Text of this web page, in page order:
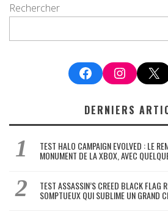
Rechercher
Facebook X
DERNIERS
TEST HALO CAMPAIGN EVOLVED : LE
MONUMENT DE LA XBOX, AVEC
TEST ASSASSIN’S CREED BLACK FLAG
SOMPTUEUX QUI SUBLIME UN GRAND